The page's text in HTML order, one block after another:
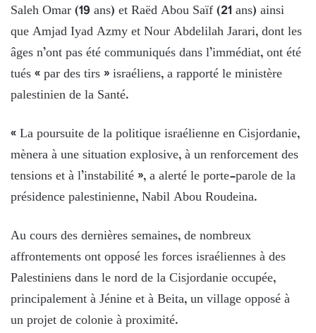
Saleh Omar (19 ans) et Raëd Abou Saïf (21 ans) ainsi
que Amjad Iyad Azmy et Nour Abdelilah Jarari, dont les
âges n’ont pas été communiqués dans l’immédiat, ont été
tués « par des tirs » israéliens, a rapporté le ministère
palestinien de la Santé.
« La poursuite de la politique israélienne en Cisjordanie,
mènera à une situation explosive, à un renforcement des
tensions et à l’instabilité », a alerté le porte-parole de la
présidence palestinienne, Nabil Abou Roudeina.
Au cours des dernières semaines, de nombreux
affrontements ont opposé les forces israéliennes à des
Palestiniens dans le nord de la Cisjordanie occupée,
principalement à Jénine et à Beita, un village opposé à
un projet de colonie à proximité.